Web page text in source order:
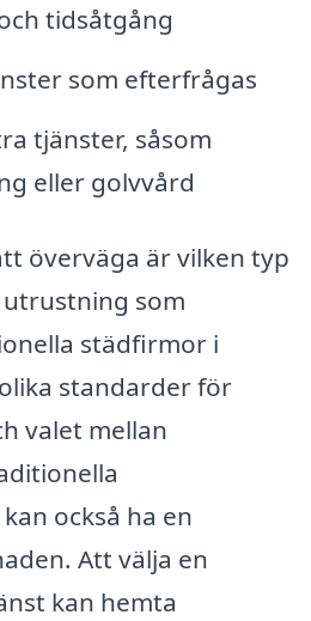
tidsåtgång
som efterfrågas
tjänster, såsom
eller golvvård
överväga är vilken typ
som
städfirmor i
standarder för
valet mellan
också ha en
Att välja en
kan hemta